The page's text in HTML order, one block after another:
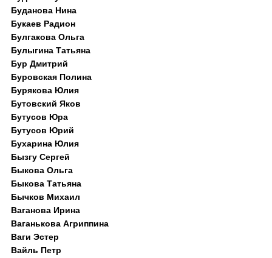
Буданова Нина
Букаев Радион
Булгакова Ольга
Булыгина Татьяна
Бур Дмитрий
Буровская Полина
Бурякова Юлия
Бутовский Яков
Бутусов Юра
Бутусов Юрий
Бухарина Юлия
Бызгу Сергей
Быкова Ольга
Быкова Татьяна
Бычков Михаил
Ваганова Ирина
Ваганькова Агриппина
Ваги Эстер
Вайль Петр